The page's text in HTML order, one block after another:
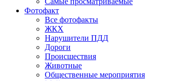
Фотофакт
Все фотофакты
ЖКХ
Нарушители ПДД
Дороги
Происшествия
Животные
Общественные мероприятия